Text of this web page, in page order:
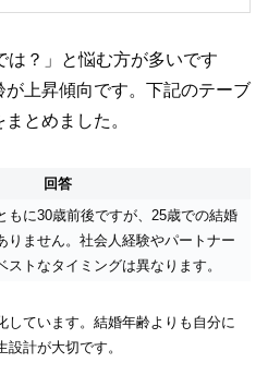
は？」と悩む方が多いです
上昇傾向です。下記のテーブ
とめました。
回答
もに30歳前後ですが、25歳での結婚
りません。社会人経験やパートナー
ストなタイミングは異なります。
しています。結婚年齢よりも自分に
設計が大切です。